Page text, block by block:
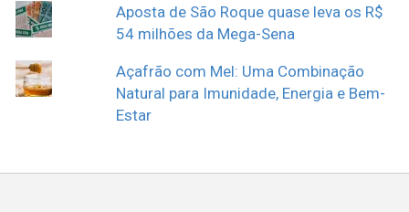
Aposta de São Roque quase leva os R$
54 milhões da Mega-Sena
Açafrão com Mel: Uma Combinação
Natural para Imunidade, Energia e Bem-
Estar